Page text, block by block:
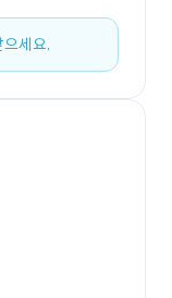
세요.